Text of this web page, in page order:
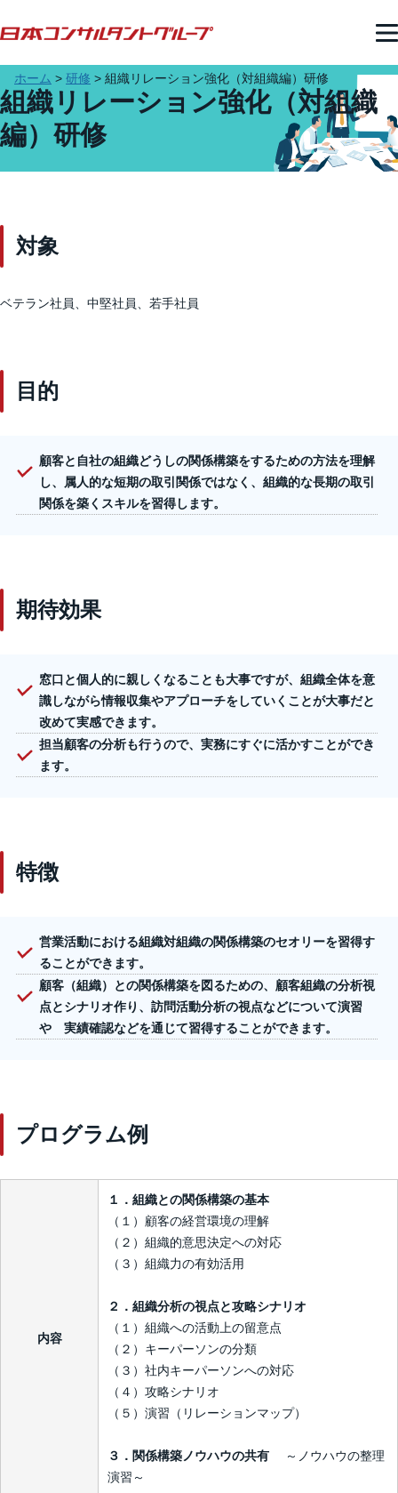
ホーム > 研修 > 組織リレーション強化（対組織編）​研修
組織リレーション強化（対組織
編）​研修
対象
ベテラン社員、中堅社員、若手社員​
目的
顧客と自社の組織どうしの関係構築をするための方法を理解
し、属人的な短期の取引関係ではなく、組織的な長期の取引
関係を築くスキルを習得します。
期待効果
窓口と個人的に親しくなることも大事ですが、組織全体を意
識しながら情報収集やアプローチをしていくことが大事だと
改めて実感できます。​
担当顧客の分析も行うので、実務にすぐに活かすことができ
ます。
特徴
営業活動における組織対組織の関係構築のセオリーを習得す
ることができます。​
顧客（組織）との関係構築を図るための、顧客組織の分析視
点とシナリオ作り、訪問活動分析の視点などについて演習
や 実績確認などを通じて習得することができます。
プログラム例
内容
１．組織との関係構築の基本 ​
（１）顧客の経営環境の理解 ​
（２）組織的意思決定への対応 ​
（３）組織力の有効活用 ​
​２．組織分析の視点と攻略シナリオ​
（１）組織への活動上の留意点​
（２）キーパーソンの分類
（３）社内キーパーソンへの対応​
（４）攻略シナリオ​
（５）演習（リレーションマップ） ​
３．関係構築ノウハウの共有 ​
～ノウハウの整理
演習～